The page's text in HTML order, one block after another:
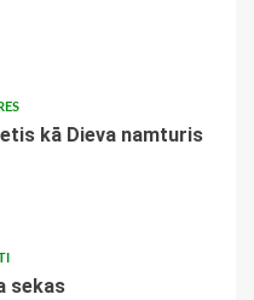
kā Dieva namturis
sekas